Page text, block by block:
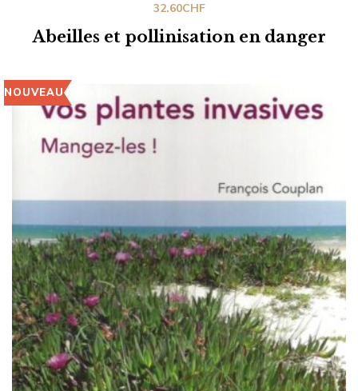
Abeilles et pollinisation en danger
32.60CHF
NOUVEAU